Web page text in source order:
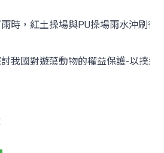
時，紅土操場與PU操場雨水沖刷後
我國對遊蕩動物的權益保護-以撲殺